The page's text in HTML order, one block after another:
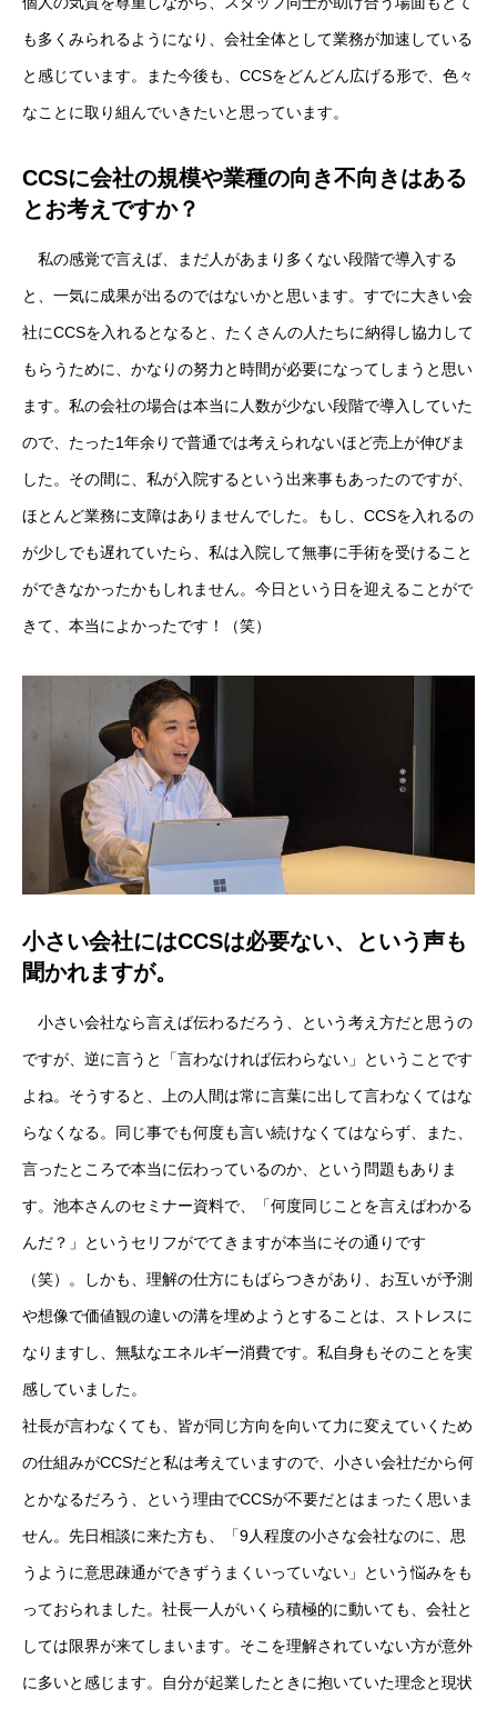
も多くみられるようになり、会社全体として業務が加速している
と感じています。また今後も、CCSをどんどん広げる形で、色々
なことに取り組んでいきたいと思っています。
CCSに会社の規模や業種の向き不向きはある
とお考えですか？
私の感覚で言えば、まだ人があまり多くない段階で導入する
と、一気に成果が出るのではないかと思います。すでに大きい会
社にCCSを入れるとなると、たくさんの人たちに納得し協力して
もらうために、かなりの努力と時間が必要になってしまうと思い
ます。私の会社の場合は本当に人数が少ない段階で導入していた
ので、たった1年余りで普通では考えられないほど売上が伸びま
した。その間に、私が入院するという出来事もあったのですが、
ほとんど業務に支障はありませんでした。もし、CCSを入れるの
が少しでも遅れていたら、私は入院して無事に手術を受けること
ができなかったかもしれません。今日という日を迎えることがで
きて、本当によかったです！（笑）
小さい会社にはCCSは必要ない、という声も
聞かれますが。
小さい会社なら言えば伝わるだろう、という考え方だと思うの
ですが、逆に言うと「言わなければ伝わらない」ということです
よね。そうすると、上の人間は常に言葉に出して言わなくてはな
らなくなる。同じ事でも何度も言い続けなくてはならず、また、
言ったところで本当に伝わっているのか、という問題もありま
す。池本さんのセミナー資料で、「何度同じことを言えばわかる
んだ？」というセリフがでてきますが本当にその通りです
（笑）。しかも、理解の仕方にもばらつきがあり、お互いが予測
や想像で価値観の違いの溝を埋めようとすることは、ストレスに
なりますし、無駄なエネルギー消費です。私自身もそのことを実
感していました。
社長が言わなくても、皆が同じ方向を向いて力に変えていくため
の仕組みがCCSだと私は考えていますので、小さい会社だから何
とかなるだろう、という理由でCCSが不要だとはまったく思いま
せん。先日相談に来た方も、「9人程度の小さな会社なのに、思
うように意思疎通ができずうまくいっていない」という悩みをも
っておられました。社長一人がいくら積極的に動いても、会社と
しては限界が来てしまいます。そこを理解されていない方が意外
に多いと感じます。自分が起業したときに抱いていた理念と現状